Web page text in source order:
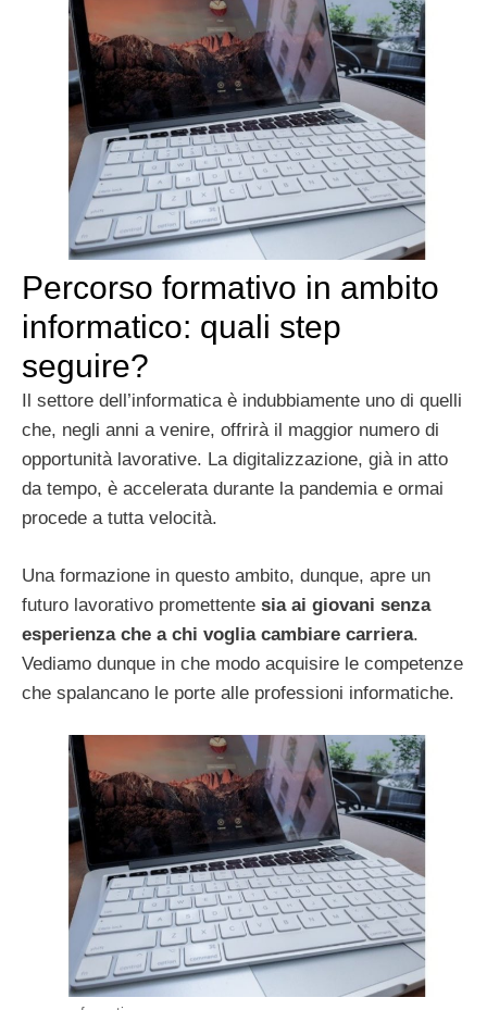
Percorso formativo in ambito
informatico: quali step
seguire?
Il settore dell’informatica è indubbiamente uno di quelli
che, negli anni a venire, offrirà il maggior numero di
opportunità lavorative. La digitalizzazione, già in atto
da tempo, è accelerata durante la pandemia e ormai
procede a tutta velocità.
Una formazione in questo ambito, dunque, apre un
futuro lavorativo promettente sia ai giovani senza
esperienza che a chi voglia cambiare carriera.
Vediamo dunque in che modo acquisire le competenze
che spalancano le porte alle professioni informatiche.